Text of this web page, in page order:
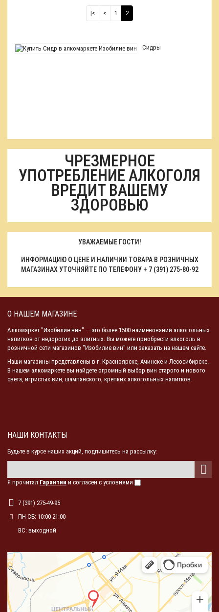
|< < 1 2
Сидры
ЧРЕЗМЕРНОЕ
УПОТРЕБЛЕНИЕ АЛКОГОЛЯ
ВРЕДИТ ВАШЕМУ
ЗДОРОВЬЮ
УВАЖАЕМЫЕ ГОСТИ!
ИНФОРМАЦИЮ О ЦЕНЕ И НАЛИЧИИ ТОВАРА В РОЗНИЧНЫХ
МАГАЗИНАХ УТОЧНЯЙТЕ ПО ТЕЛЕФОНУ + 7 (391) 275-80-92
О НАШЕМ МАГАЗИНЕ
Алкомаркет "Изобилие вин" — это более 1500 наименований алкогольных
напитков от недорогих до элитных. Вы можете приобрести алкоголь в
розничной сети магазинов "Изобилие вин" или заказать на нашем сайте.
Наши магазины представлены в г. Красноярске, Ачинске и Лесосибирске.
В нашем алкомаркете вы найдете огромный выбор вин старого и нового
света, игристых вин, шампанского, крепких алкогольных напитков.
НАШИ КОНТАКТЫ
Будьте в курсе наших акций, подпишитесь на рассылку:
Я прочитал Гарантии и согласен с условиями
7 (391) 275-49-95
ПН-СБ: 10:00-21:00
ВС: выходной